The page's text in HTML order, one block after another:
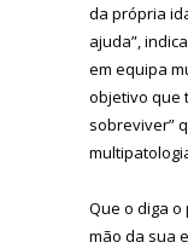
da própria
ajuda”,
em equipa
objetivo que
sobreviver”
Que o diga o
mão da sua